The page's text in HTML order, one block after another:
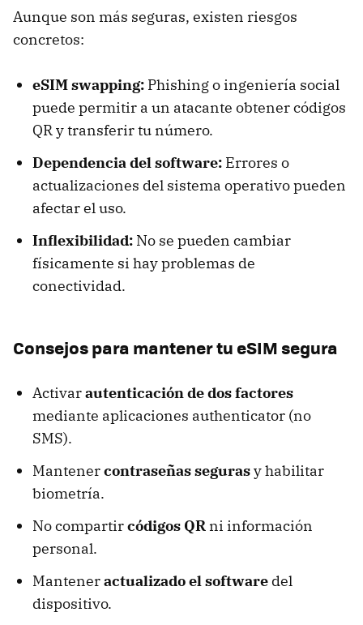
Aunque son más seguras, existen riesgos
concretos:
eSIM swapping: Phishing o ingeniería social
puede permitir a un atacante obtener códigos
QR y transferir tu número.
Dependencia del software: Errores o
actualizaciones del sistema operativo pueden
afectar el uso.
Inflexibilidad: No se pueden cambiar
físicamente si hay problemas de
conectividad.
Consejos para mantener tu eSIM segura
Activarautenticación de dos factores
mediante aplicaciones authenticator (no
SMS).
Mantenercontraseñas segurasy habilitar
biometría.
No compartircódigos QR ni información
personal.
Manteneractualizado el software del
dispositivo.